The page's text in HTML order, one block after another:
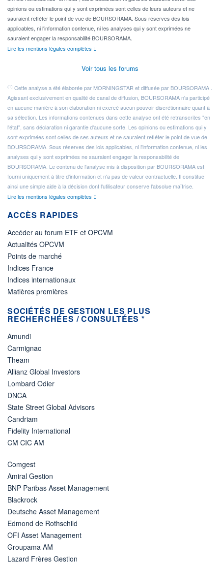
opinions ou estimations qui y sont exprimées sont celles de leurs auteurs et ne
sauraient refléter le point de vue de BOURSORAMA. Sous réserves des lois
applicables, ni l'information contenue, ni les analyses qui y sont exprimées ne
sauraient engager la responsabilité BOURSORAMA.
Lire les mentions légales complètes
Voir tous les forums
(1) Cette analyse a été élaborée par MORNINGSTAR et diffusée par BOURSORAMA .
Agissant exclusivement en qualité de canal de diffusion, BOURSORAMA n'a participé
en aucune manière à son élaboration ni exercé aucun pouvoir discrétionnaire quant à
sa sélection. Les informations contenues dans cette analyse ont été retranscrites "en
l'état", sans déclaration ni garantie d'aucune sorte. Les opinions ou estimations qui y
sont exprimées sont celles de ses auteurs et ne sauraient refléter le point de vue de
BOURSORAMA. Sous réserves des lois applicables, ni l'information contenue, ni les
analyses qui y sont exprimées ne sauraient engager la responsabilité de
BOURSORAMA. Le contenu de l'analyse mis à disposition par BOURSORAMA est
fourni uniquement à titre d'information et n'a pas de valeur contractuelle. Il constitue
ainsi une simple aide à la décision dont l'utilisateur conserve l'absolue maîtrise.
Lire les mentions légales complètes
ACCÈS RAPIDES
Accéder au forum ETF et OPCVM
Actualités OPCVM
Points de marché
Indices France
Indices internationaux
Matières premières
SOCIÉTÉS DE GESTION LES PLUS
RECHERCHÉES / CONSULTÉES *
Amundi
Carmignac
Theam
Allianz Global Investors
Lombard Odier
DNCA
State Street Global Advisors
Candriam
Fidelity International
CM CIC AM
Comgest
Amiral Gestion
BNP Paribas Asset Management
Blackrock
Deutsche Asset Management
Edmond de Rothschild
OFI Asset Management
Groupama AM
Lazard Frères Gestion